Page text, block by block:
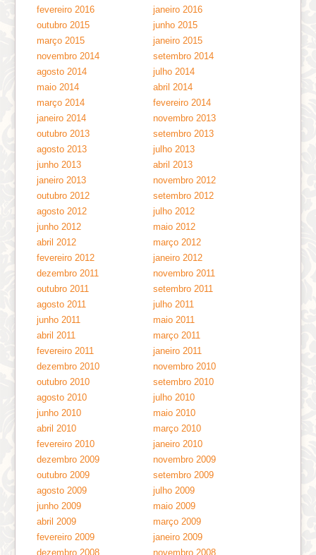
fevereiro 2016
janeiro 2016
outubro 2015
junho 2015
março 2015
janeiro 2015
novembro 2014
setembro 2014
agosto 2014
julho 2014
maio 2014
abril 2014
março 2014
fevereiro 2014
janeiro 2014
novembro 2013
outubro 2013
setembro 2013
agosto 2013
julho 2013
junho 2013
abril 2013
janeiro 2013
novembro 2012
outubro 2012
setembro 2012
agosto 2012
julho 2012
junho 2012
maio 2012
abril 2012
março 2012
fevereiro 2012
janeiro 2012
dezembro 2011
novembro 2011
outubro 2011
setembro 2011
agosto 2011
julho 2011
junho 2011
maio 2011
abril 2011
março 2011
fevereiro 2011
janeiro 2011
dezembro 2010
novembro 2010
outubro 2010
setembro 2010
agosto 2010
julho 2010
junho 2010
maio 2010
abril 2010
março 2010
fevereiro 2010
janeiro 2010
dezembro 2009
novembro 2009
outubro 2009
setembro 2009
agosto 2009
julho 2009
junho 2009
maio 2009
abril 2009
março 2009
fevereiro 2009
janeiro 2009
dezembro 2008
novembro 2008